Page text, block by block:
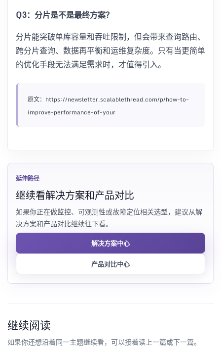
Q3：分片是不是最终方案？
分片能突破单库容量和吞吐限制，但会带来查询路由、
跨分片查询、数据再平衡和运维复杂度。只有当更简单
的优化手段无法满足需求时，才值得引入。
原文：https://newsletter.scalablethread.com/p/how-to-
improve-performance-of-your
延伸路径
继续看解决方案和产品对比
如果你正在做监控、可观测性或故障定位相关选型，建议从解
决方案和产品对比继续往下看。
解决方案中心
产品对比中心
继续阅读
如果你还想沿着同一主题继续看，可以接着读上一篇或下一篇。